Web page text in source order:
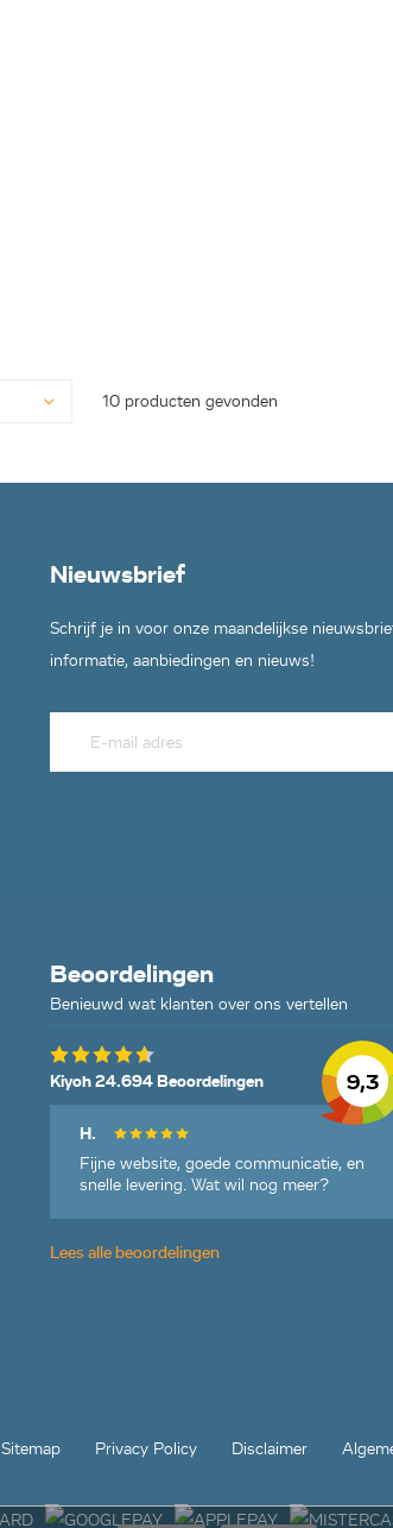
10 producten gevonden
Nieuwsbrief
Schrijf je in voor onze maandelijkse
informatie, aanbiedingen en nieuws!
Beoordelingen
Benieuwd wat klanten over ons vertellen
9,3
Kiyoh 24.694 Beoordelingen
H.
Fijne website, goede communicatie, en
snelle levering. Wat wil nog meer?
Lees alle beoordelingen
Sitemap Privacy Policy Disclaimer